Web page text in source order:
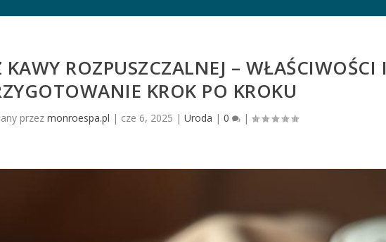
KAWY ROZPUSZCZALNEJ – WŁAŚCIWOŚCI I
KROK PO KROKU
przez monroespa.pl | cze 6, 2025 | Uroda | 0 |